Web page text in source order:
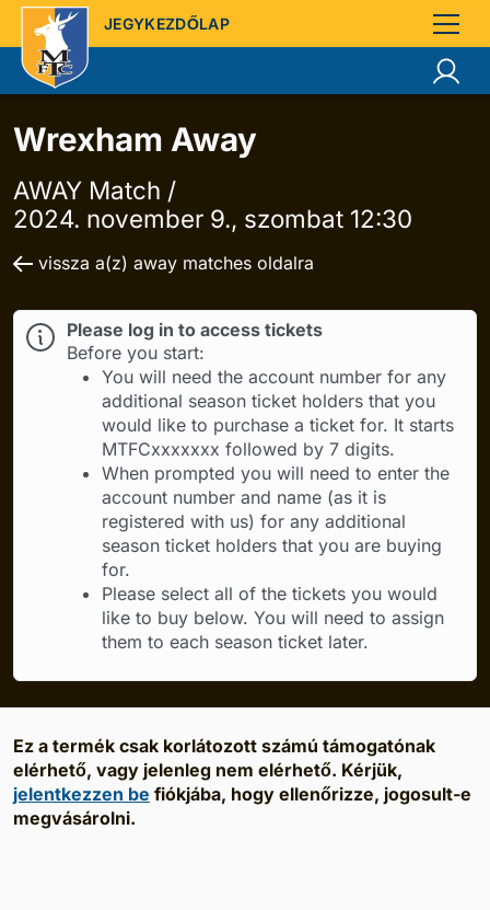
JEGYKEZDŐLAP
Wrexham Away
AWAY Match /
2024. november 9., szombat 12:30
vissza a(z) away matches oldalra
Please log in to access tickets
Before you start:
You will need the account number for any
additional season ticket holders that you
would like to purchase a ticket for. It starts
MTFCxxxxxxx followed by 7 digits.
When prompted you will need to enter the
account number and name (as it is
registered with us) for any additional
season ticket holders that you are buying
for.
Please select all of the tickets you would
like to buy below. You will need to assign
them to each season ticket later.
Ez a termék csak korlátozott számú támogatónak
elérhető, vagy jelenleg nem elérhető. Kérjük,
jelentkezzen be fiókjába, hogy ellenőrizze, jogosult-e
megvásárolni.